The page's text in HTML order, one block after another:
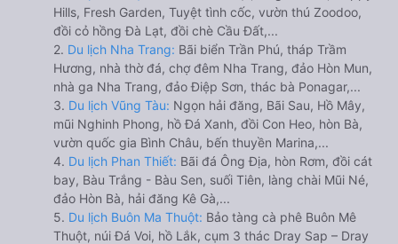
Hills, Fresh Garden, Tuyệt tình cốc, vườn thú Zoodoo,
đồi cỏ hồng Đà Lạt, đồi chè Cầu Đất,...
2. Du lịch Nha Trang: Bãi biển Trần Phú, tháp Trầm
Hương, nhà thờ đá, chợ đêm Nha Trang, đảo Hòn Mun,
nhà ga Nha Trang, đảo Điệp Sơn, thác bà Ponagar,...
3. Du lịch Vũng Tàu: Ngọn hải đăng, Bãi Sau, Hồ Mây,
mũi Nghinh Phong, hồ Đá Xanh, đồi Con Heo, hòn Bà,
vườn quốc gia Bình Châu, bến thuyền Marina,...
4. Du lịch Phan Thiết: Bãi đá Ông Địa, hòn Rơm, đồi cát
bay, Bàu Trắng - Bàu Sen, suối Tiên, làng chài Mũi Né,
đảo Hòn Bà, hải đăng Kê Gà,...
5. Du lịch Buôn Ma Thuột: Bảo tàng cà phê Buôn Mê
Thuột, núi Đá Voi, hồ Lắk, cụm 3 thác Dray Sap – Dray